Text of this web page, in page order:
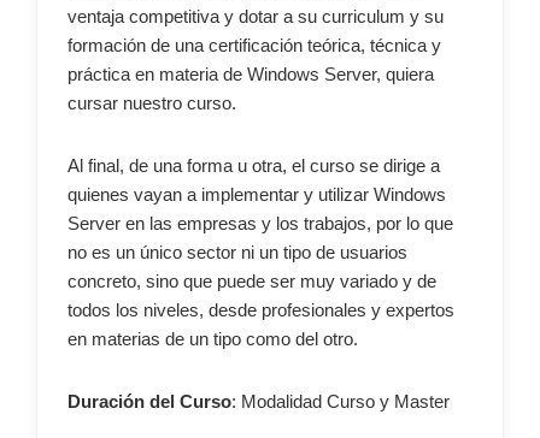
ventaja competitiva y dotar a su curriculum y su
formación de una certificación teórica, técnica y
práctica en materia de Windows Server, quiera
cursar nuestro curso.
Al final, de una forma u otra, el curso se dirige a
quienes vayan a implementar y utilizar Windows
Server en las empresas y los trabajos, por lo que
no es un único sector ni un tipo de usuarios
concreto, sino que puede ser muy variado y de
todos los niveles, desde profesionales y expertos
en materias de un tipo como del otro.
Duración del Curso: Modalidad Curso y Master